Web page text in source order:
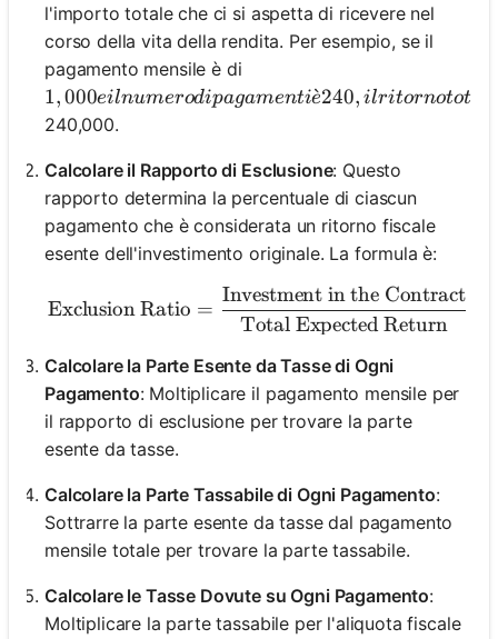
l'importo totale che ci si aspetta di ricevere nel
corso della vita della rendita. Per esempio, se il
pagamento mensile è di
1,000 e il numero di pagamenti è 240, il ritorno
1,000eilnumerodipagamentie
ˋ240, ilritornotota
240,000.
Calcolare il Rapporto di Esclusione: Questo
rapporto determina la percentuale di ciascun
pagamento che è considerata un ritorno fiscale
esente dell'investimento originale. La formula è:
\text{Exclusion Ratio}
Exclusion Ratio =
Total Expected Return
Investment in the Contract
Calcolare la Parte Esente da Tasse di Ogni
Pagamento: Moltiplicare il pagamento mensile per
il rapporto di esclusione per trovare la parte
esente da tasse.
Calcolare la Parte Tassabile di Ogni Pagamento:
Sottrarre la parte esente da tasse dal pagamento
mensile totale per trovare la parte tassabile.
Calcolare le Tasse Dovute su Ogni Pagamento:
Moltiplicare la parte tassabile per l'aliquota fiscale